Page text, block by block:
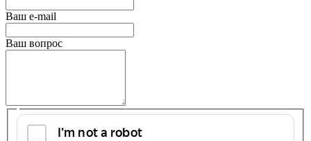
Ваш e-mail
Ваш вопрос